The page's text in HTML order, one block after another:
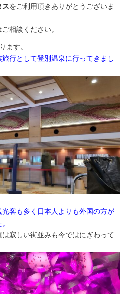
をご利用頂きありがとうございま
相談ください。
ます。
行として登別温泉に行ってきまし
客も多く日本人よりも外国の方が
寂しい街並みも今ではにぎわって